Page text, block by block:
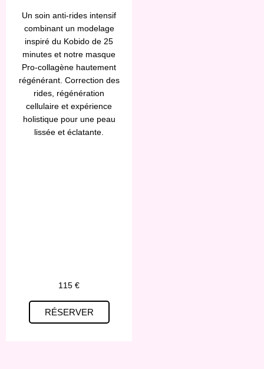
Un soin anti-rides intensif
combinant un modelage
inspiré du Kobido de 25
minutes et notre masque
Pro-collagène hautement
régénérant. Correction des
rides, régénération
cellulaire et expérience
holistique pour une peau
lissée et éclatante.
115 €
RÉSERVER